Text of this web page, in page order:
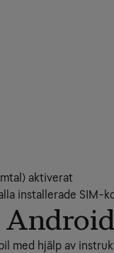
aktiverat
installerade SIM-
Android
med hjälp av